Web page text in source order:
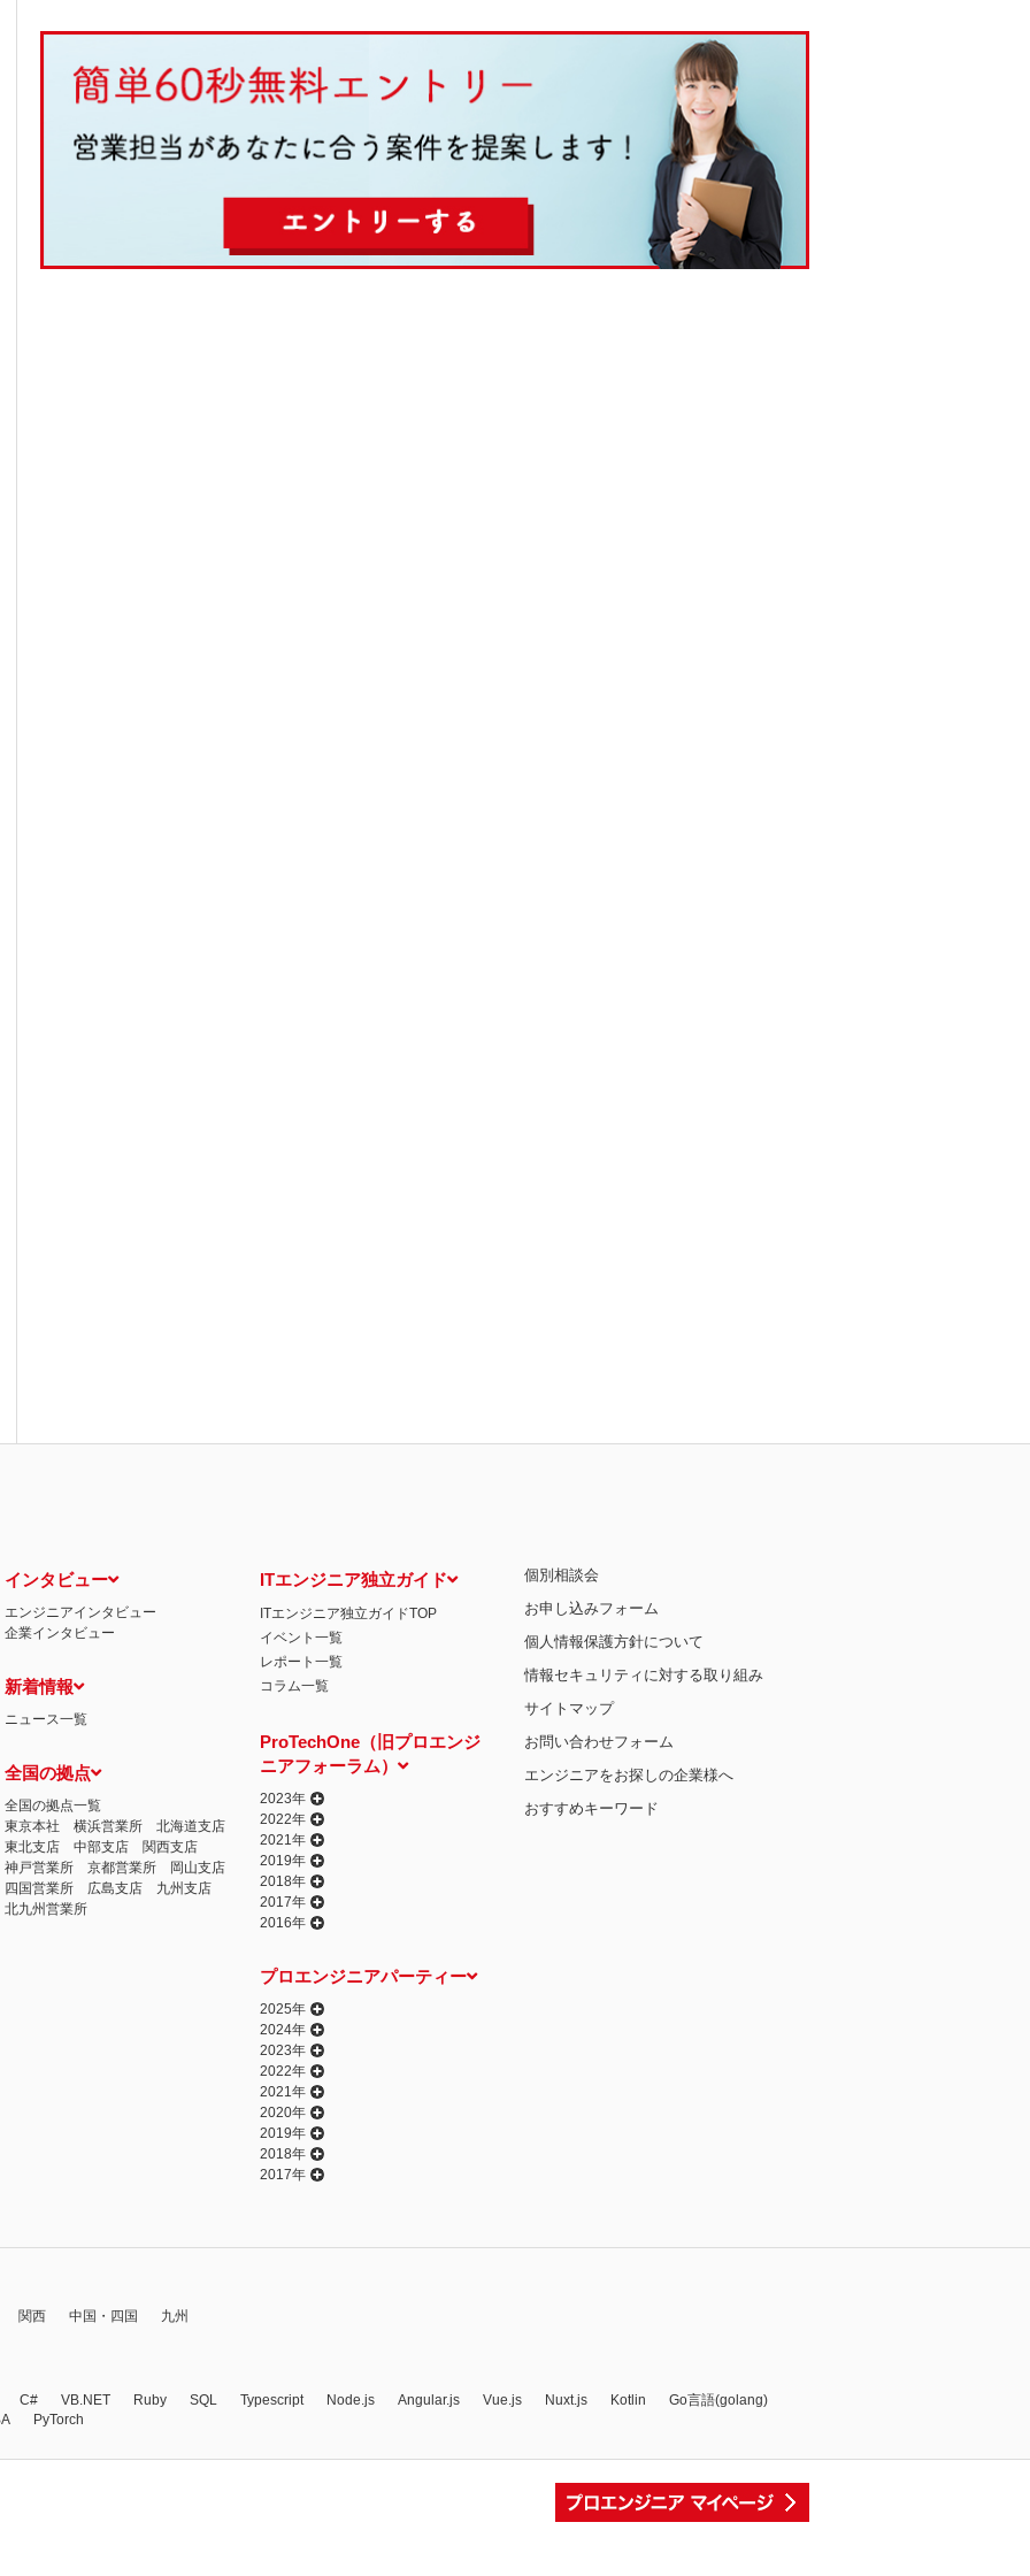
インタビュー
エンジニアインタビュー
企業インタビュー
新着情報
ニュース一覧
全国の拠点
全国の拠点一覧
東京本社
横浜営業所
北海道支店
東北支店
中部支店
関西支店
神戸営業所
京都営業所
岡山支店
四国営業所
広島支店
九州支店
北九州営業所
ITエンジニア独立ガイド
ITエンジニア独立ガイドTOP
イベント一覧
レポート一覧
コラム一覧
ProTechOne（旧プロエンジ
ニアフォーラム）
2023年
2022年
2021年
2019年
2018年
2017年
2016年
プロエンジニアパーティー
2025年
2024年
2023年
2022年
2021年
2020年
2019年
2018年
2017年
個別相談会
お申し込みフォーム
個人情報保護方針について
情報セキュリティに対する取り組み
サイトマップ
お問い合わせフォーム
エンジニアをお探しの企業様へ
おすすめキーワード
関西 中国・四国 九州
C# VB.NET Ruby SQL Typescript Node.js Angular.js Vue.js Nuxt.js Kotlin
Go言語(golang)
PyTorch